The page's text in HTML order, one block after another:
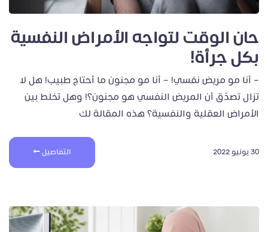
حان الوقت لتواجه الأمراض النفسية
بكل جرأة!
– أنا مو مريض نفسي! – أنا مو مجنون ما أحتاج طبيب! هل لا
تزال تصدّق أن المريض النفسي هو مجنون؟! وهل تخلط بين
الأمراض العقلية والنفسية؟ هذه المقالة لك
30 يونيو 2022 التفاصيل